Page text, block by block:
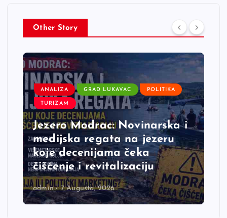
Other Story
ANALIZA GRAD LUKAVAC POLITIKA
TURIZAM
Jezero Modrac: Novinarska i
medijska regata na jezeru
koje decenijama čeka
čišćenje i revitalizaciju
admin 7 Augusta, 2026